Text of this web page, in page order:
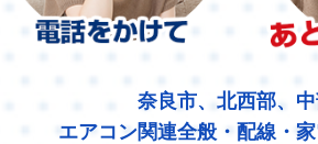
奈良市、北西部、
エアコン関連全般・配線・